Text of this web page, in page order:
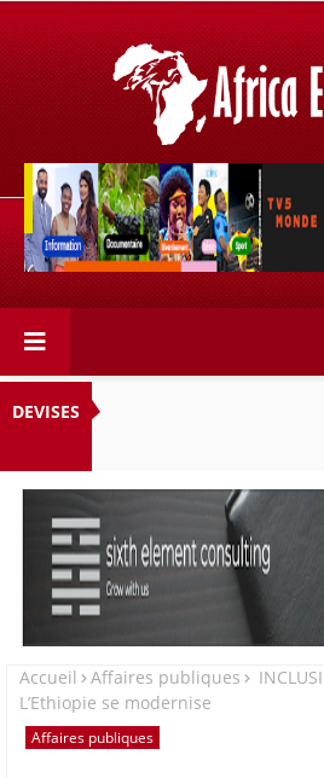
Retrouvez votre chaîne
CANAL+ 36 . Fandaharam-potoana
anareo!
DEVISES
Accueil Affaires publiques
L’Ethiopie se modernise
Affaires publiques